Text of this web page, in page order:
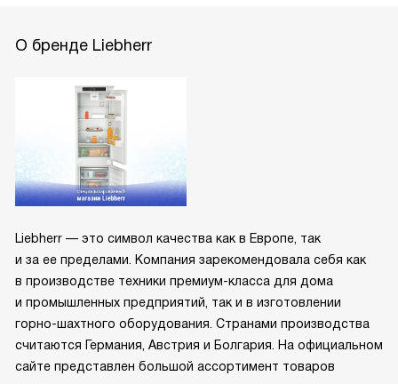
О бренде Liebherr
Liebherr — это символ качества как в Европе, так
и за ее пределами. Компания зарекомендовала себя как
в производстве техники премиум-класса для дома
и промышленных предприятий, так и в изготовлении
горно-шахтного оборудования. Странами производства
считаются Германия, Австрия и Болгария. На официальном
сайте представлен большой ассортимент товаров